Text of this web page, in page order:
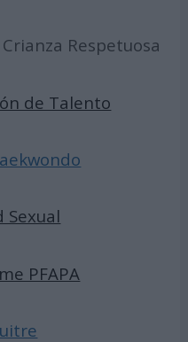
Respetuosa
de Talento
Sexual
PFAPA